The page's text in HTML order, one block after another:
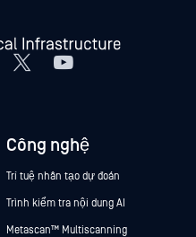
Công nghệ
Trí tuệ nhân tạo dự đoán
Trình kiểm tra nội dung AI
Metascan™ Multiscanning